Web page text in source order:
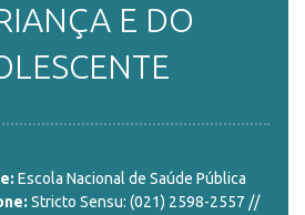
E DO
Escola Nacional de Saúde Pública
Stricto Sensu: (021) 2598-2557 //